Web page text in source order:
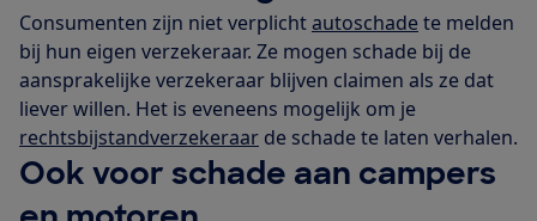
Consumenten zijn niet verplichtautoschadete melden
bij hun eigen verzekeraar. Ze mogen schade bij de
aansprakelijke verzekeraar blijven claimen als ze dat
liever willen. Het is eveneens mogelijk om je
rechtsbijstandverzekeraar de schade te laten verhalen.
Ook voor schade aan campers